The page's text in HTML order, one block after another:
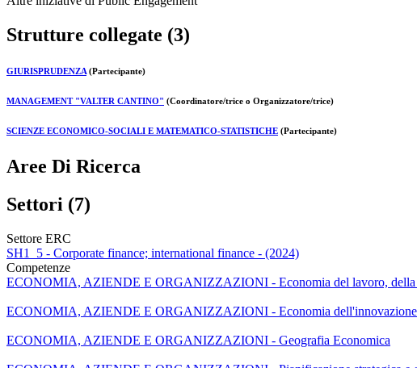
Strutture collegate (3)
GIURISPRUDENZA (Partecipante)
MANAGEMENT "VALTER CANTINO" (Coordinatore/trice o Organizzatore/trice)
SCIENZE ECONOMICO-SOCIALI E MATEMATICO-STATISTICHE (Partecipante)
Aree Di Ricerca
Settori (7)
Settore ERC
SH1_5 - Corporate finance; international finance - (2024)
Competenze
ECONOMIA, AZIENDE E ORGANIZZAZIONI - Economia del lavoro, della
ECONOMIA, AZIENDE E ORGANIZZAZIONI - Economia dell'innovazione
ECONOMIA, AZIENDE E ORGANIZZAZIONI - Geografia Economica